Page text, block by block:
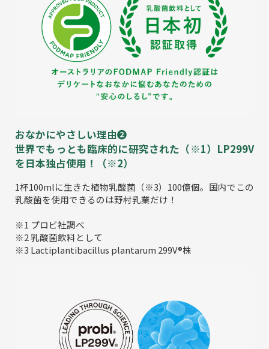
おなかにやさしい理由❷
世界でもっとも臨床的に研究された（※1）LP299V
を日本独占使用！（※2）
1杯100mlに生きた植物乳酸菌（※3）100億個。国内でこの
乳酸菌を使用できるのは野村乳業だけ！
※1 プロビ社調べ
※2 乳酸菌飲料として
※3 Lactiplantibacillus plantarum 299V®株